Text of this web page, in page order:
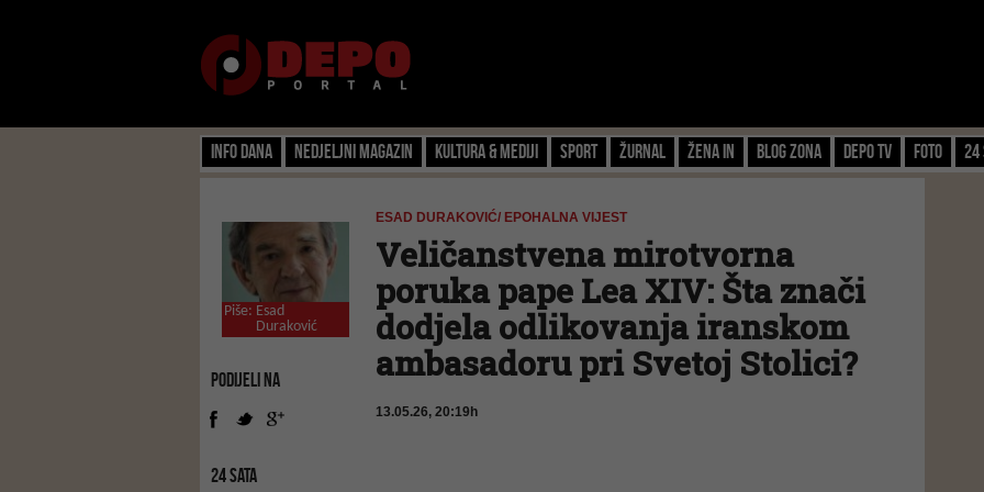
Info dana Nedjeljni magazin Kultura & Mediji Sport Žurnal Žena IN Blog zona Depo TV FOTO 24
Piše: Esad
Duraković
PODIJELI NA
24 SATA
ESAD DURAKOVIĆ/ EPOHALNA VIJEST
Veličanstvena mirotvorna
poruka pape Lea XIV: Šta znači
dodjela odlikovanja iranskom
ambasadoru pri Svetoj Stolici?
13.05.26, 20:19h